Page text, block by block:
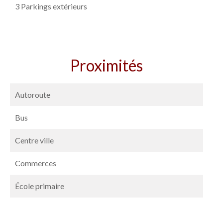
3 Parkings extérieurs
Proximités
Autoroute
Bus
Centre ville
Commerces
École primaire